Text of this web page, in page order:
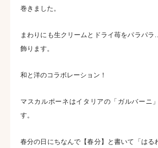
巻きました。
まわりにも生クリームとドライ苺をパラパ
飾ります。
和と洋のコラボレーション！
マスカルポーネはイタリアの「ガルバーニ
す。
春分の日にちなんで【春分】と書いて「はる